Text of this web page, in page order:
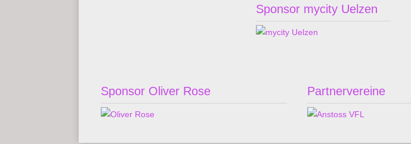
Sponsor mycity Uelzen
Sponsor Oliver Rose Partnervereine